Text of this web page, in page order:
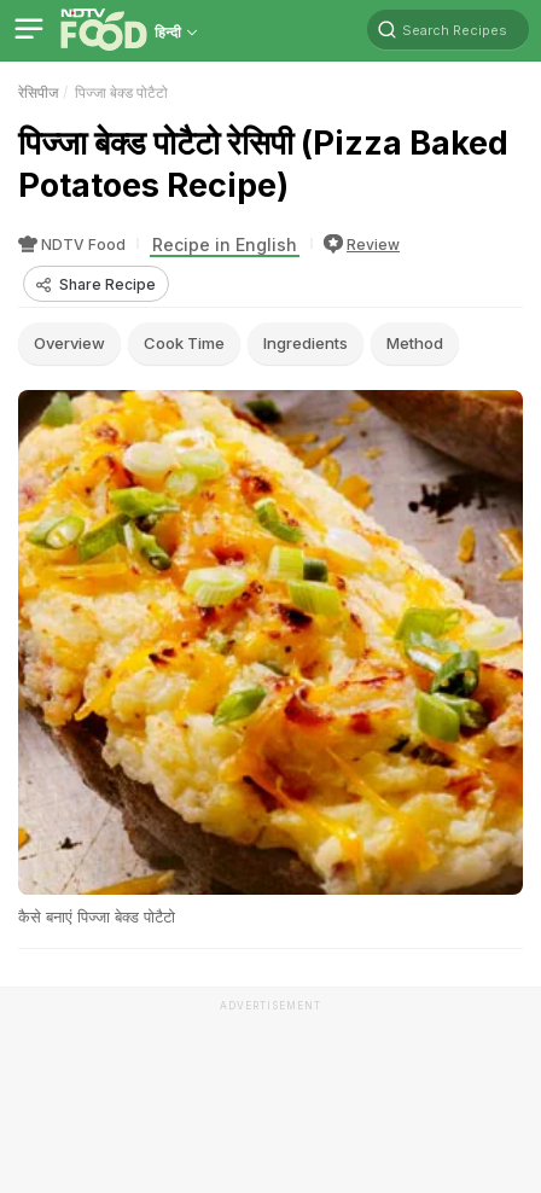
हिन्दी Search Recipes
रेसिपीज पिज्जा बेक्ड पोटैटो
पिज्जा बेक्ड पोटैटो रेसिपी (Pizza Baked
Potatoes Recipe)
NDTV Food Recipe in English Review
Share Recipe
Overview Cook Time Ingredients Method
कैसे बनाएं पिज्जा बेक्ड पोटैटो
ADVERTISEMENT